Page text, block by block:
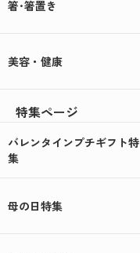
箸･箸置き
美容・健康
特集ページ
バレンタインプチギフト特
集
母の日特集